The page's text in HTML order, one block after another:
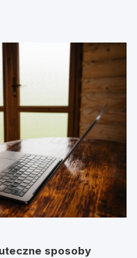
sposoby